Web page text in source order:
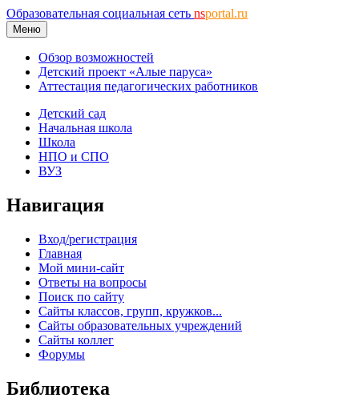
Образовательная социальная сеть nsportal.ru
Меню
Обзор возможностей
Детский проект «Алые паруса»
Аттестация педагогических работников
Детский сад
Начальная школа
Школа
НПО и СПО
ВУЗ
Навигация
Вход/регистрация
Главная
Мой мини-сайт
Ответы на вопросы
Поиск по сайту
Сайты классов, групп, кружков...
Сайты образовательных учреждений
Сайты коллег
Форумы
Библиотека